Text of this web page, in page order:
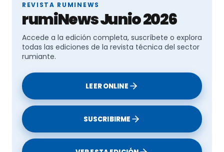
REVISTA RUMINEWS
rumiNews Junio 2026
Accede a la edición completa, suscríbete o explora
todas las ediciones de la revista técnica del sector
rumiante.
LEER ONLINE
SUSCRIBIRME